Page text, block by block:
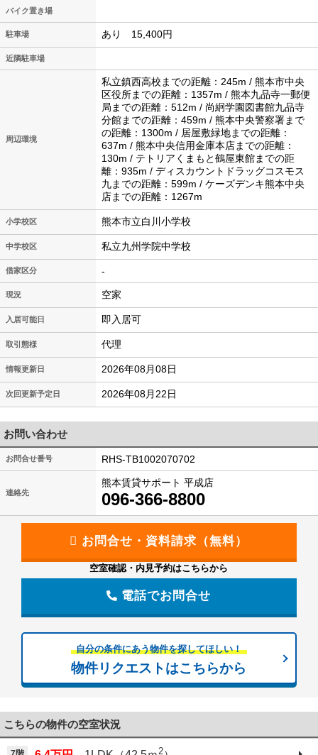
バイク置き場
駐車場 あり 15,400円
近隣駐車場
周辺環境
私立鎮西高校までの距離：245m / 熊本市中央
区役所までの距離：1357m / 熊本九品寺一郵便
局までの距離：512m / 尚絅学園図書館九品寺
分館までの距離：459m / 熊本中央警察署まで
の距離：1300m / 居屋敷緑地までの距離：
637m / 熊本中央信用金庫本店までの距離：
130m / テトリアくまもと鶴屋東館までの距
離：935m / ディスカウントドラッグコスモス
九までの距離：599m / ケーズデンキ熊本中央
店までの距離：1267m
小学校区 熊本市立白川小学校
中学校区 私立九州学院中学校
借家区分 -
現況 空家
入居可能日 即入居可
取引態様 代理
情報更新日 2026年08月08日
次回更新予定日 2026年08月22日
お問い合わせ
お問合せ番号 RHS-TB1002070702
連絡先
熊本賃貸サポート 平成店
096-366-8800
空室確認・内見予約はこちらから
電話でお問合せ
自分の条件にあう物件を探してほしい！
物件リクエストはこちらから
こちらの物件の空室状況
2